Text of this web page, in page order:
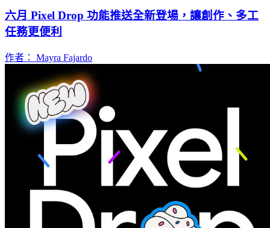
六月 Pixel Drop 功能推送全新登場，讓創作、多工
任務更便利
作者： Mayra Fajardo